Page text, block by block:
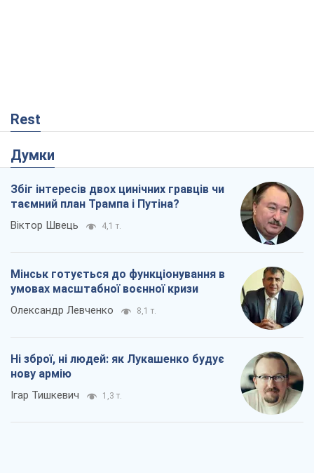
Rest
Думки
Збіг інтересів двох цинічних гравців чи
таємний план Трампа і Путіна?
Віктор Швець 4,1 т.
Мінськ готується до функціонування в
умовах масштабної воєнної кризи
Олександр Левченко 8,1 т.
Ні зброї, ні людей: як Лукашенко будує
нову армію
Ігар Тишкевич 1,3 т.